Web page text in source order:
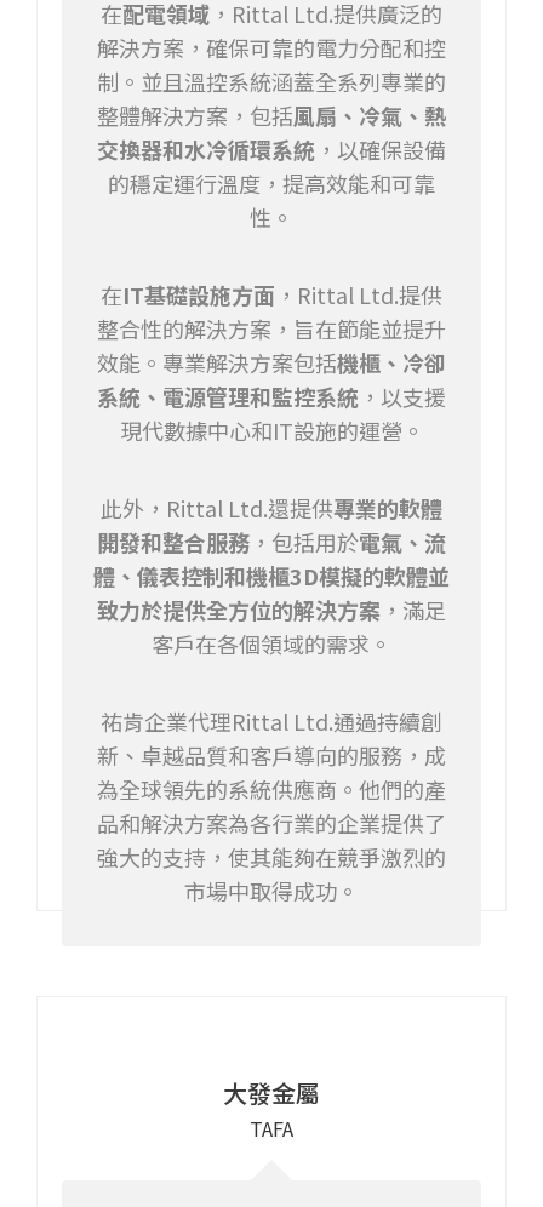
在配電領域 ，Rittal Ltd.提供廣泛的
解決方案，確保可靠的電力分配和控
制。並且溫控系統涵蓋全系列專業的
整體解決方案，包括風扇、冷氣、熱
交換器和水冷循環系統 ，以確保設備
的穩定運行溫度，提高效能和可靠
性。
在IT基礎設施方面 ，Rittal Ltd.提供
整合性的解決方案，旨在節能並提升
效能。專業解決方案包括機櫃、冷卻
系統、電源管理和監控系統 ，以支援
現代數據中心和IT設施的運營。
此外，Rittal Ltd.還提供專業的軟體
開發和整合服務 ，包括用於電氣、流
體、儀表控制和機櫃3D模擬的軟體並
致力於提供全方位的解決方案 ，滿足
客戶在各個領域的需求。
祐肯企業代理Rittal Ltd.通過持續創
新、卓越品質和客戶導向的服務，成
為全球領先的系統供應商。他們的產
品和解決方案為各行業的企業提供了
強大的支持，使其能夠在競爭激烈的
市場中取得成功。
大發金屬
TAFA